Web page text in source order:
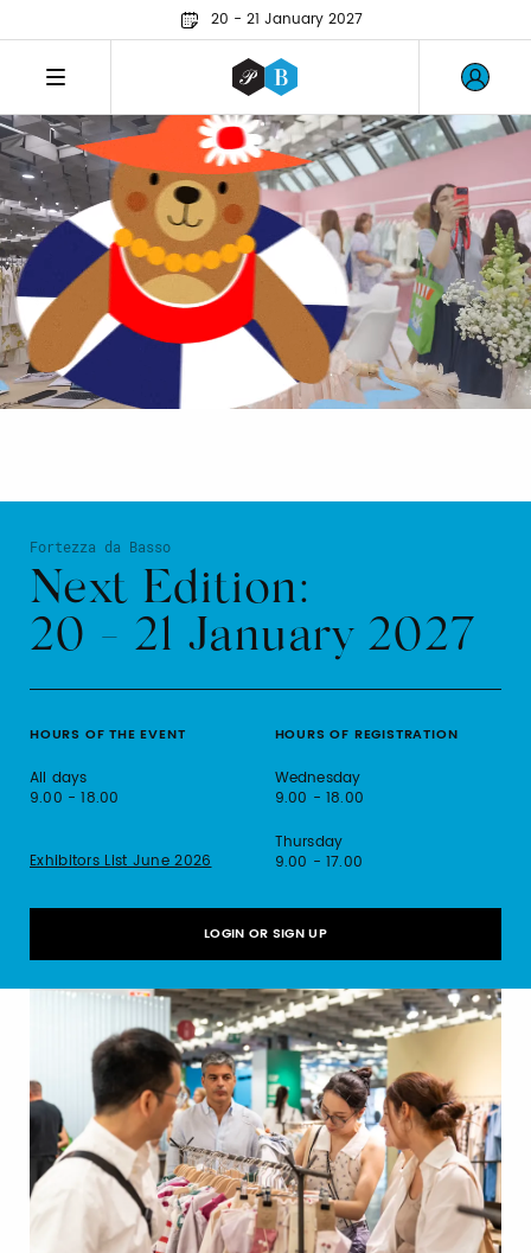
20 - 21 January 2027
Fortezza da Basso
Next Edition:
20 - 21 January 2027
HOURS OF THE EVENT
All days
9.00 - 18.00
Exhibitors List June 2026
HOURS OF REGISTRATION
Wednesday
9.00 - 18.00
Thursday
9.00 - 17.00
LOGIN OR SIGN UP